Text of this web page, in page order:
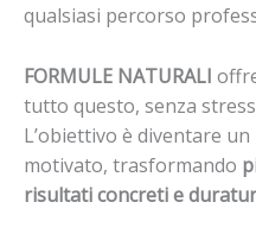
qualsiasi percorso
FORMULE NATURALI
tutto questo, senza
L’obiettivo è diventare
motivato, trasformando
risultati concreti e